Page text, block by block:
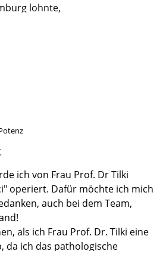
Genesung.
% weiterempfehlen und
Glück und Gesundheit für die
lohnte,
entfernen
und Pein
Exzision
Salomon.
Plan -
ich von Frau Prof. Dr Tilki
operiert. Dafür möchte ich mich
auch bei dem Team,
als ich Frau Prof. Dr. Tilki eine
da ich das pathologische
Prostata ein wenig